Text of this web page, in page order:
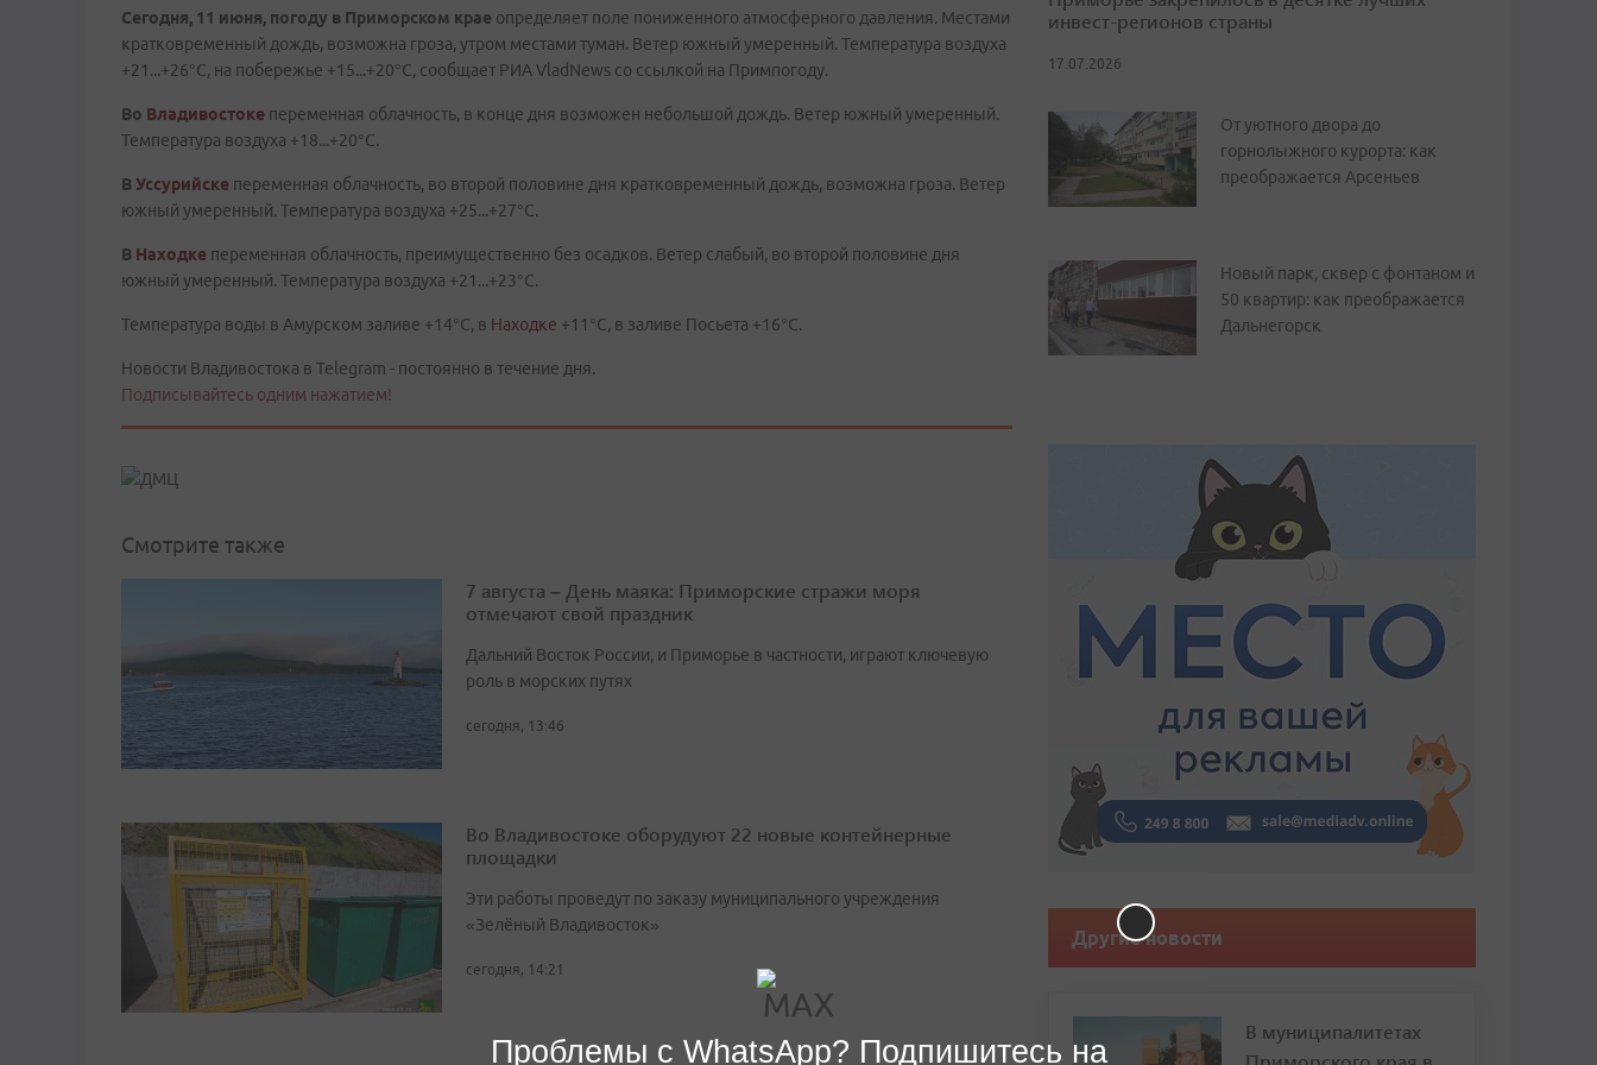
Сегодня, 11 июня, погоду в Приморском крае определяет поле пониженного атмосферного давления. Местами
кратковременный дождь, возможна гроза, утром местами туман. Ветер южный умеренный. Температура воздуха
+21...+26°C, на побережье +15...+20°C, сообщает РИА VladNews со ссылкой на Примпогоду.
Во Владивостоке переменная облачность, в конце дня возможен небольшой дождь. Ветер южный умеренный.
Температура воздуха +18...+20°С.
ВУссурийске переменная облачность, во второй половине дня кратковременный дождь, возможна гроза. Ветер
южный умеренный. Температура воздуха +25...+27°C.
В Находке переменная облачность, преимущественно без осадков. Ветер слабый, во второй половине дня
южный умеренный. Температура воздуха +21...+23°С.
Температура воды в Амурском заливе +14°C, в Находке +11°C, в заливе Посьета +16°C.
Новости Владивостока в Telegram - постоянно в течение дня.
Подписывайтесь одним нажатием!
Смотрите также
7 августа – День маяка: Приморские стражи моря
отмечают свой праздник
Дальний Восток России, и Приморье в частности, играют ключевую
роль в морских путях
сегодня, 13:46
Во Владивостоке оборудуют 22 новые контейнерные
площадки
Эти работы проведут по заказу муниципального учреждения
«Зелёный Владивосток»
сегодня, 14:21
инвест-регионов страны
17.07.2026
От уютного двора до
горнолыжного курорта: как
преображается Арсеньев
Новый парк, сквер с фонтаном и
50 квартир: как преображается
Дальнегорск
Другие новости
В муниципалитетах
Проблемы с WhatsApp? Подпишитесь на